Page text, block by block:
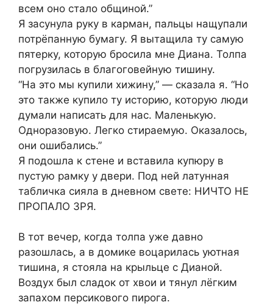
всем оно стало общиной.”
Я засунула руку в карман, пальцы нащупали
потрёпанную бумагу. Я вытащила ту самую
пятерку, которую бросила мне Диана. Толпа
погрузилась в благоговейную тишину.
“На это мы купили хижину,” — сказала я. “Но
это также купило ту историю, которую люди
думали написать для нас. Маленькую.
Одноразовую. Легко стираемую. Оказалось,
они ошибались.”
Я подошла к стене и вставила купюру в
пустую рамку у двери. Под ней латунная
табличка сияла в дневном свете: НИЧТО НЕ
ПРОПАЛО ЗРЯ.
В тот вечер, когда толпа уже давно
разошлась, а в домике воцарилась уютная
тишина, я стояла на крыльце с Дианой.
Воздух был сладок от хвои и тянул лёгким
запахом персикового пирога.